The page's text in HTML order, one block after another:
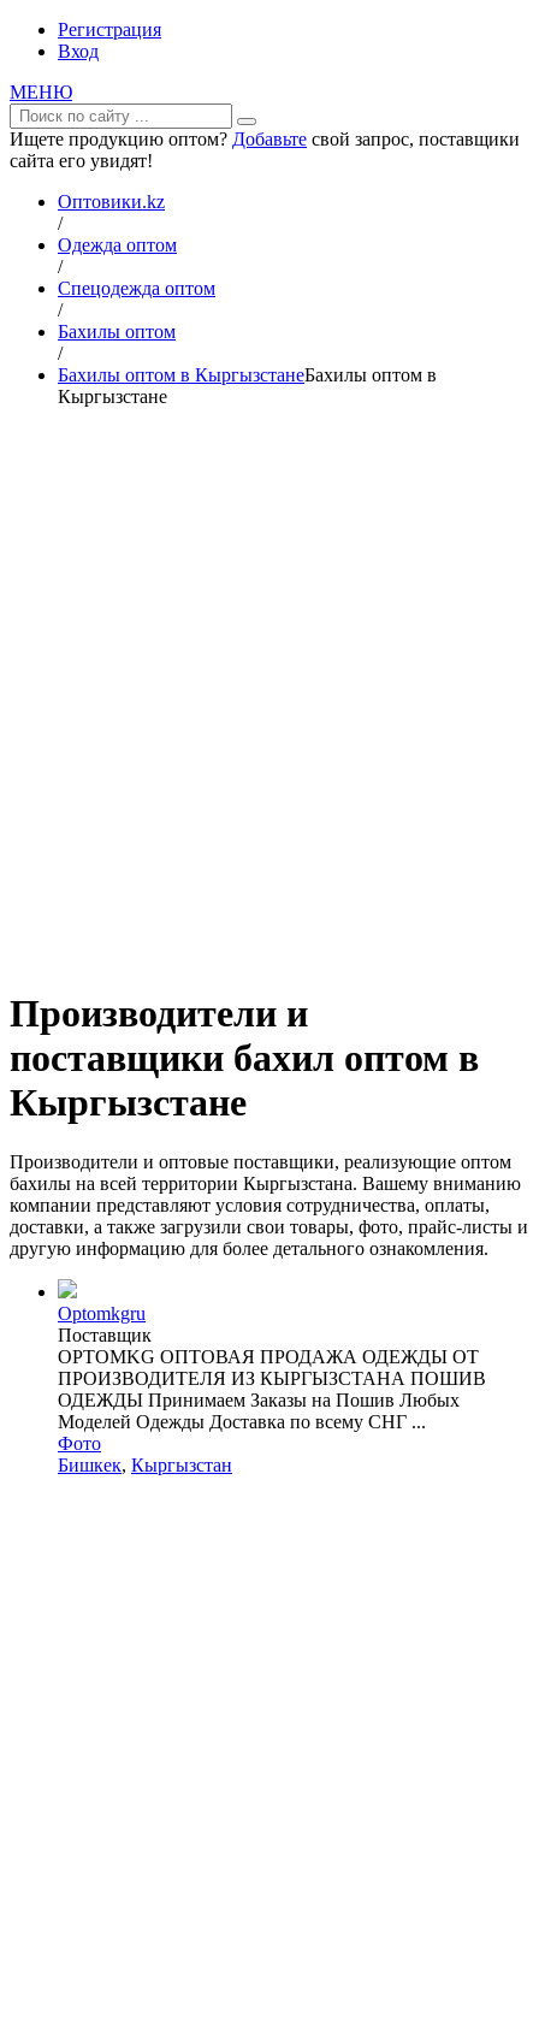
Регистрация
Вход
МЕНЮ
Ищете продукцию оптом? Добавьте свой запрос, поставщики
сайта его увидят!
Оптовики.kz
/
Одежда оптом
/
Спецодежда оптом
/
Бахилы оптом
/
Бахилы оптом в КыргызстанеБахилы оптом в
Кыргызстане
Производители и
поставщики бахил оптом в
Кыргызстане
Производители и оптовые поставщики, реализующие оптом
бахилы на всей территории Кыргызстана. Вашему вниманию
компании представляют условия сотрудничества, оплаты,
доставки, а также загрузили свои товары, фото, прайс-листы и
другую информацию для более детального ознакомления.
Optomkgru
Поставщик
OPTOMKG ОПТОВАЯ ПРОДАЖА ОДЕЖДЫ ОТ
ПРОИЗВОДИТЕЛЯ ИЗ КЫРГЫЗСТАНА ПОШИВ
ОДЕЖДЫ Принимаем Заказы на Пошив Любых
Моделей Одежды Доставка по всему СНГ ...
Фото
Бишкек, Кыргызстан